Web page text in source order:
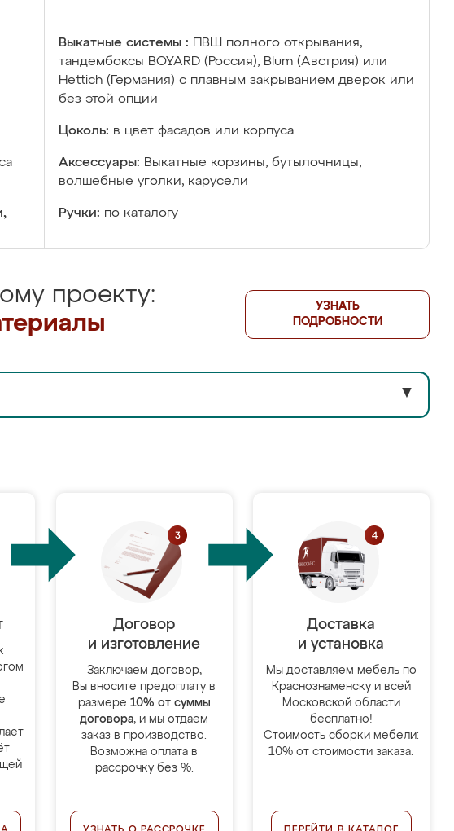
Выкатные системы :
ПВШ полного открывания,
тандембоксы BOYARD (Россия), Blum (Австрия) или
Hettich (Германия) с плавным закрыванием дверок или
без этой опции
Цоколь: в цвет фасадов или корпуса
Аксессуары: Выкатные корзины, бутылочницы,
волшебные уголки, карусели
Ручки: по каталогу
проекту:
УЗНАТЬ
ПОДРОБНОСТИ
▼
Договор
и изготовление
Заключаем договор,
Вы вносите предоплату в
размере 10% от суммы
договора, и мы отдаём
заказ в производство.
Возможна оплата в
рассрочку без %.
Доставка
и установка
Мы доставляем мебель по
Краснознаменску и всей
Московской области
бесплатно!
Стоимость сборки мебели:
10% от стоимости заказа.